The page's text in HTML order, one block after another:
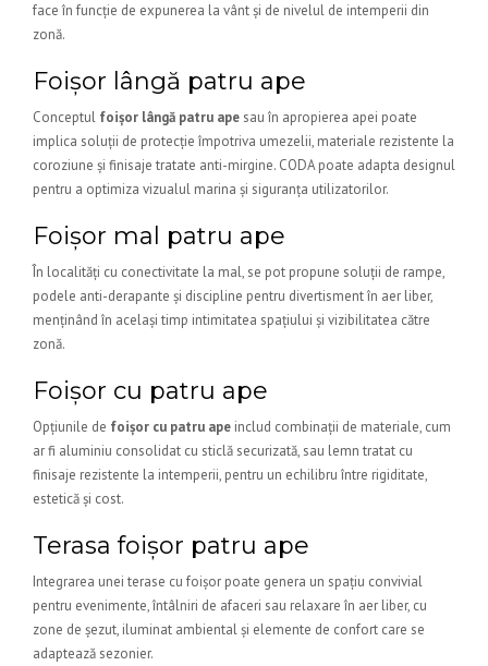
face în funcție de expunerea la vânt și de nivelul de intemperii din
zonă.
Foișor lângă patru ape
Conceptul foișor lângă patru apesau în apropierea apei poate
implica soluții de protecție împotriva umezelii, materiale rezistente la
coroziune și finisaje tratate anti-mirgine. CODA poate adapta designul
pentru a optimiza vizualul marina și siguranța utilizatorilor.
Foișor mal patru ape
În localități cu conectivitate la mal, se pot propune soluții de rampe,
podele anti-derapante și discipline pentru divertisment în aer liber,
menținând în același timp intimitatea spațiului și vizibilitatea către
zonă.
Foișor cu patru ape
Opțiunile de foișor cu patru ape includ combinații de materiale, cum
ar fi aluminiu consolidat cu sticlă securizată, sau lemn tratat cu
finisaje rezistente la intemperii, pentru un echilibru între rigiditate,
estetică și cost.
Terasa foișor patru ape
Integrarea unei terase cu foișor poate genera un spațiu convivial
pentru evenimente, întâlniri de afaceri sau relaxare în aer liber, cu
zone de șezut, iluminat ambiental și elemente de confort care se
adaptează sezonier.